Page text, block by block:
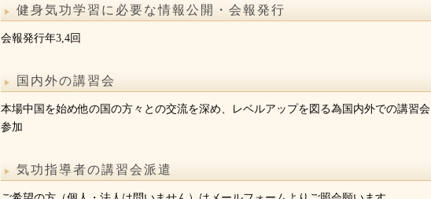
健身気功学習に必要な情報公開・会報発行
会報発行年3,4回
国内外の講習会
本場中国を始め他の国の方々との交流を深め、レベルアップを図る為国内外での講習会
参加
気功指導者の講習会派遣